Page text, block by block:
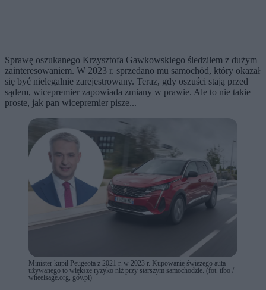
Sprawę oszukanego Krzysztofa Gawkowskiego śledziłem z dużym
zainteresowaniem. W 2023 r. sprzedano mu samochód, który okazał
się być nielegalnie zarejestrowany. Teraz, gdy oszuści stają przed
sądem, wicepremier zapowiada zmiany w prawie. Ale to nie takie
proste, jak pan wicepremier pisze...
Minister kupił Peugeota z 2021 r. w 2023 r. Kupowanie świeżego auta
używanego to większe ryzyko niż przy starszym samochodzie. (fot. tibo /
wheelsage.org, gov.pl)